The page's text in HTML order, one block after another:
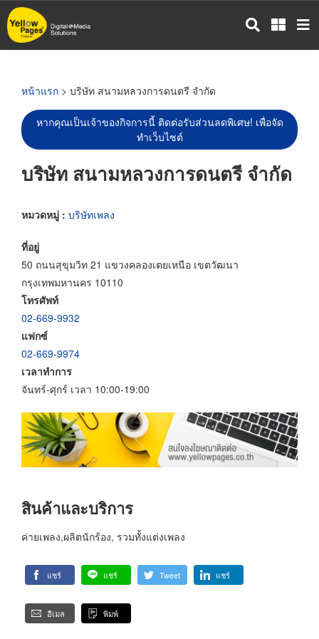
ข้าม
ไป
หน้าแรก > บริษัท สนามหลวงการดนตรี จำกัด
หากคุณเป็นเจ้าของกิจการนี้ ติดต่อรับส่วนลดพิเศษ! เพื่อจัด
ทำเว็บไซต์
บริษัท สนามหลวงการดนตรี จำกัด
หมวดหมู่ : บริษัทเพลง
ที่อยู่
50 ถนนสุขุมวิท 21 แขวงคลองเตยเหนือ เขตวัฒนา
กรุงเทพมหานคร 10110
โทรศัพท์
02-669-9932
แฟกซ์
02-669-9974
เวลาทำการ
จันทร์-ศุกร์ เวลา 10:00-19:00
สินค้าและบริการ
ค่ายเพลง,ผลิตนักร้อง, รวมทั้งแต่งเพลง
แชร์ แชร์ Tweet แชร์
อีเมล พิมพ์